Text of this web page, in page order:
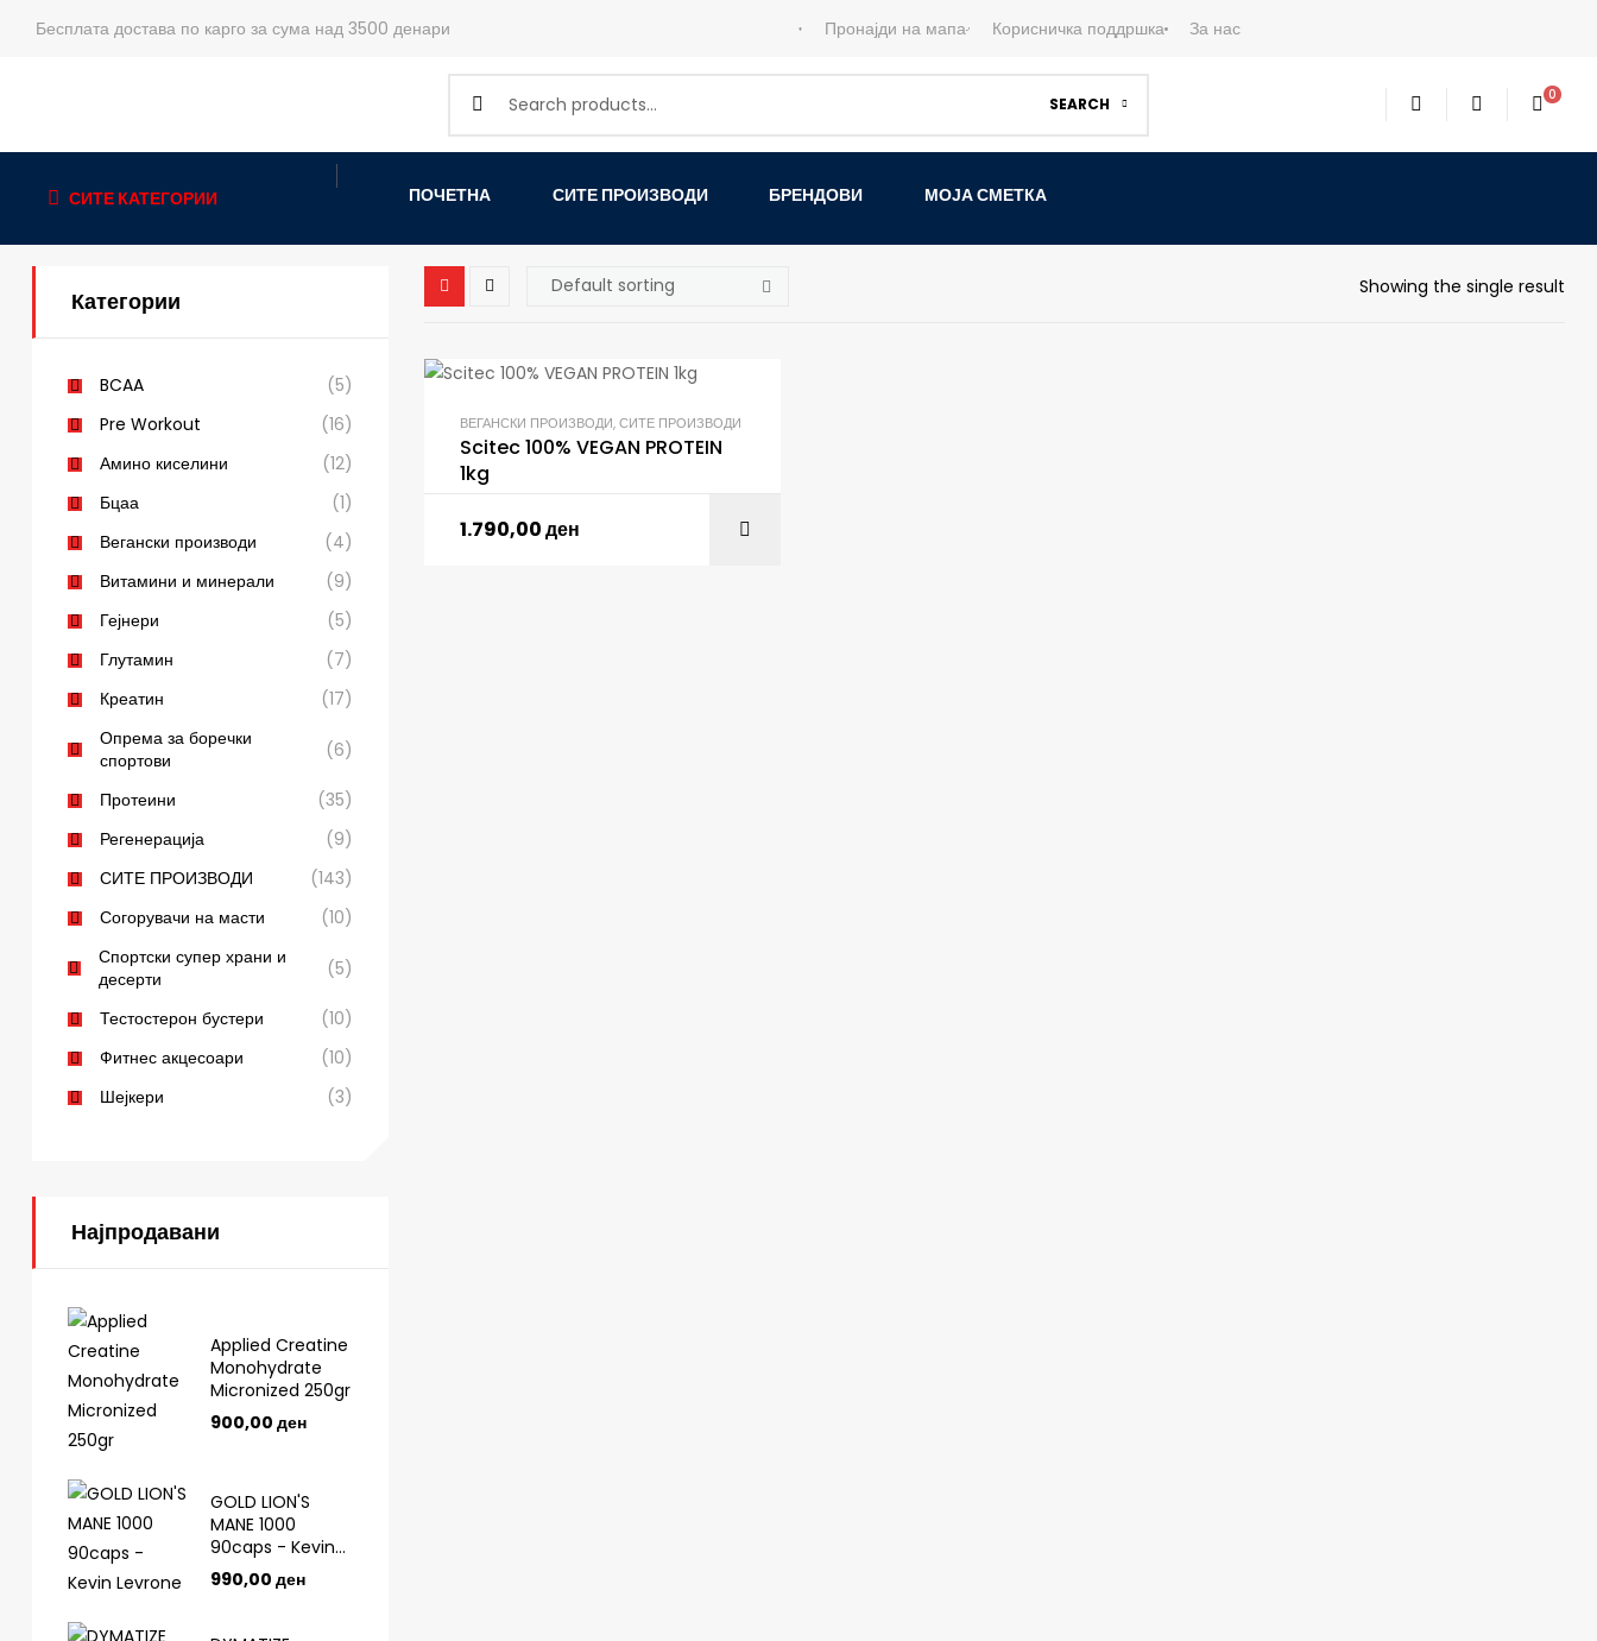
Бесплата достава по карго за сума над 3500 денари Пронајди на мапа Корисничка поддршка За нас
SEARCH 0
СИТЕ КАТЕГОРИИ ПОЧЕТНА СИТЕ ПРОИЗВОДИ БРЕНДОВИ МОЈА СМЕТКА
Showing the single result
ВЕГАНСКИ ПРОИЗВОДИ,СИТЕ ПРОИЗВОДИ
Scitec 100% VEGAN PROTEIN
1kg
1.790,00ден
Категории
BCAA
(5)
Pre Workout
(16)
Амино киселини
(12)
Бцаа
(1)
Вегански производи
(4)
Витамини и минерали
(9)
Гејнери
(5)
Глутамин
(7)
Креатин
(17)
Опрема за боречки
спортови
(6)
Протеини
(35)
Регенерација
(9)
СИТЕ ПРОИЗВОДИ
(143)
Согорувачи на масти
(10)
Спортски супер храни и
десерти
(5)
Тестостерон бустери
(10)
Фитнес акцесоари
(10)
Шејкери
(3)
Најпродавани
Applied Creatine
Monohydrate
Micronized 250gr
900,00 ден
GOLD LION'S
MANE 1000
90caps - Kevin
Levrone
990,00 ден